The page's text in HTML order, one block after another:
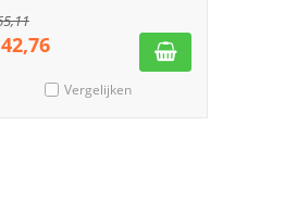
42,76
Vergelijken